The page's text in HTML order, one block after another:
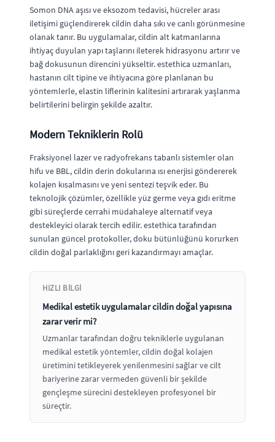
Somon DNA aşısı ve eksozom tedavisi, hücreler arası
iletişimi güçlendirerek cildin daha sıkı ve canlı görünmesine
olanak tanır. Bu uygulamalar, cildin alt katmanlarına
ihtiyaç duyulan yapı taşlarını ileterek hidrasyonu artırır ve
bağ dokusunun direncini yükseltir. estethica uzmanları,
hastanın cilt tipine ve ihtiyacına göre planlanan bu
yöntemlerle, elastin liflerinin kalitesini artırarak yaşlanma
belirtilerini belirgin şekilde azaltır.
Modern Tekniklerin Rolü
Fraksiyonel lazer ve radyofrekans tabanlı sistemler olan
hifu ve BBL, cildin derin dokularına ısı enerjisi göndererek
kolajen kısalmasını ve yeni sentezi teşvik eder. Bu
teknolojik çözümler, özellikle yüz germe veya gıdı eritme
gibi süreçlerde cerrahi müdahaleye alternatif veya
destekleyici olarak tercih edilir. estethica tarafından
sunulan güncel protokoller, doku bütünlüğünü korurken
cildin doğal parlaklığını geri kazandırmayı amaçlar.
HIZLI BILGI
Medikal estetik uygulamalar cildin doğal yapısına
zarar verir mi?
Uzmanlar tarafından doğru tekniklerle uygulanan
medikal estetik yöntemler, cildin doğal kolajen
üretimini tetikleyerek yenilenmesini sağlar ve cilt
bariyerine zarar vermeden güvenli bir şekilde
gençleşme sürecini destekleyen profesyonel bir
süreçtir.